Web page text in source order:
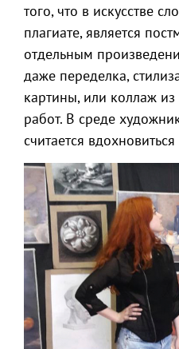
того, что в искусстве
плагиате, является
отдельным
даже переделка,
картины, или коллаж
работ. В среде
считается